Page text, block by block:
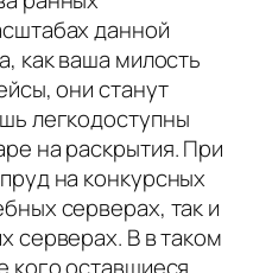
данной
как ваша милость
они станут
легкодоступны
на раскрытия. При
на конкурсных
серверах, так и
серверах. В в таком